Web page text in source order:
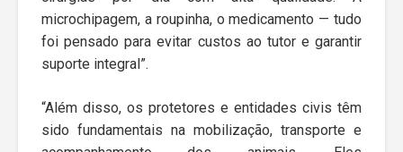
microchipagem, a roupinha, o medicamento — tudo
foi pensado para evitar custos ao tutor e garantir
suporte integral”.
“Além disso, os protetores e entidades civis têm
sido fundamentais na mobilização, transporte e